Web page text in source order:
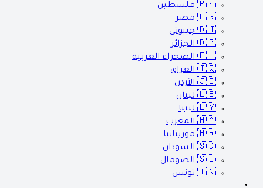
🇵🇸 فلسطين
🇪🇬 مصر
🇩🇯 جيبوتي
🇩🇿 الجزائر
🇪🇭 الصحراء الغربية
🇮🇶 العراق
🇯🇴 الأردن
🇱🇧 لبنان
🇱🇾 ليبيا
🇲🇦 المغرب
🇲🇷 موريتانيا
🇸🇩 السودان
🇸🇴 الصومال
🇹🇳 تونس